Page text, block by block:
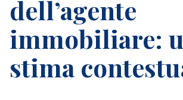
dell’agente
immobiliare:
stima